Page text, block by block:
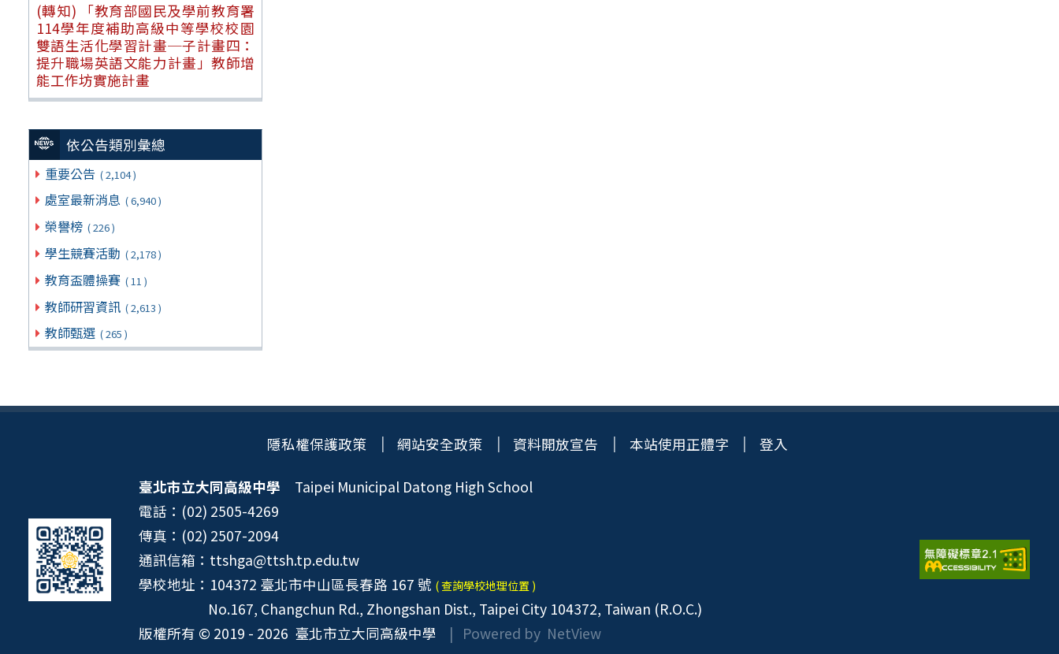
(轉知) 「教育部國民及學前教育署
114學年度補助高級中等學校校園
雙語生活化學習計畫─子計畫四：
提升職場英語文能力計畫」教師增
能工作坊實施計畫
依公告類別彙總
重要公告 ( 2,104 )
處室最新消息 ( 6,940 )
榮譽榜 ( 226 )
學生競賽活動 ( 2,178 )
教育盃體操賽 ( 11 )
教師研習資訊 ( 2,613 )
教師甄選 ( 265 )
隱私權保護政策 網站安全政策 資料開放宣告 本站使用正體字 登入
臺北市立大同高級中學 Taipei Municipal Datong High School
電話：(02) 2505-4269
傳真：(02) 2507-2094
通訊信箱：ttshga@ttsh.tp.edu.tw
學校地址：104372 臺北市中山區長春路 167 號 ( 查詢學校地理位置 )
No.167, Changchun Rd., Zhongshan Dist., Taipei City 104372, Taiwan (R.O.C.)
版權所有 © 2019 - 2026 臺北市立大同高級中學 | Powered by NetView